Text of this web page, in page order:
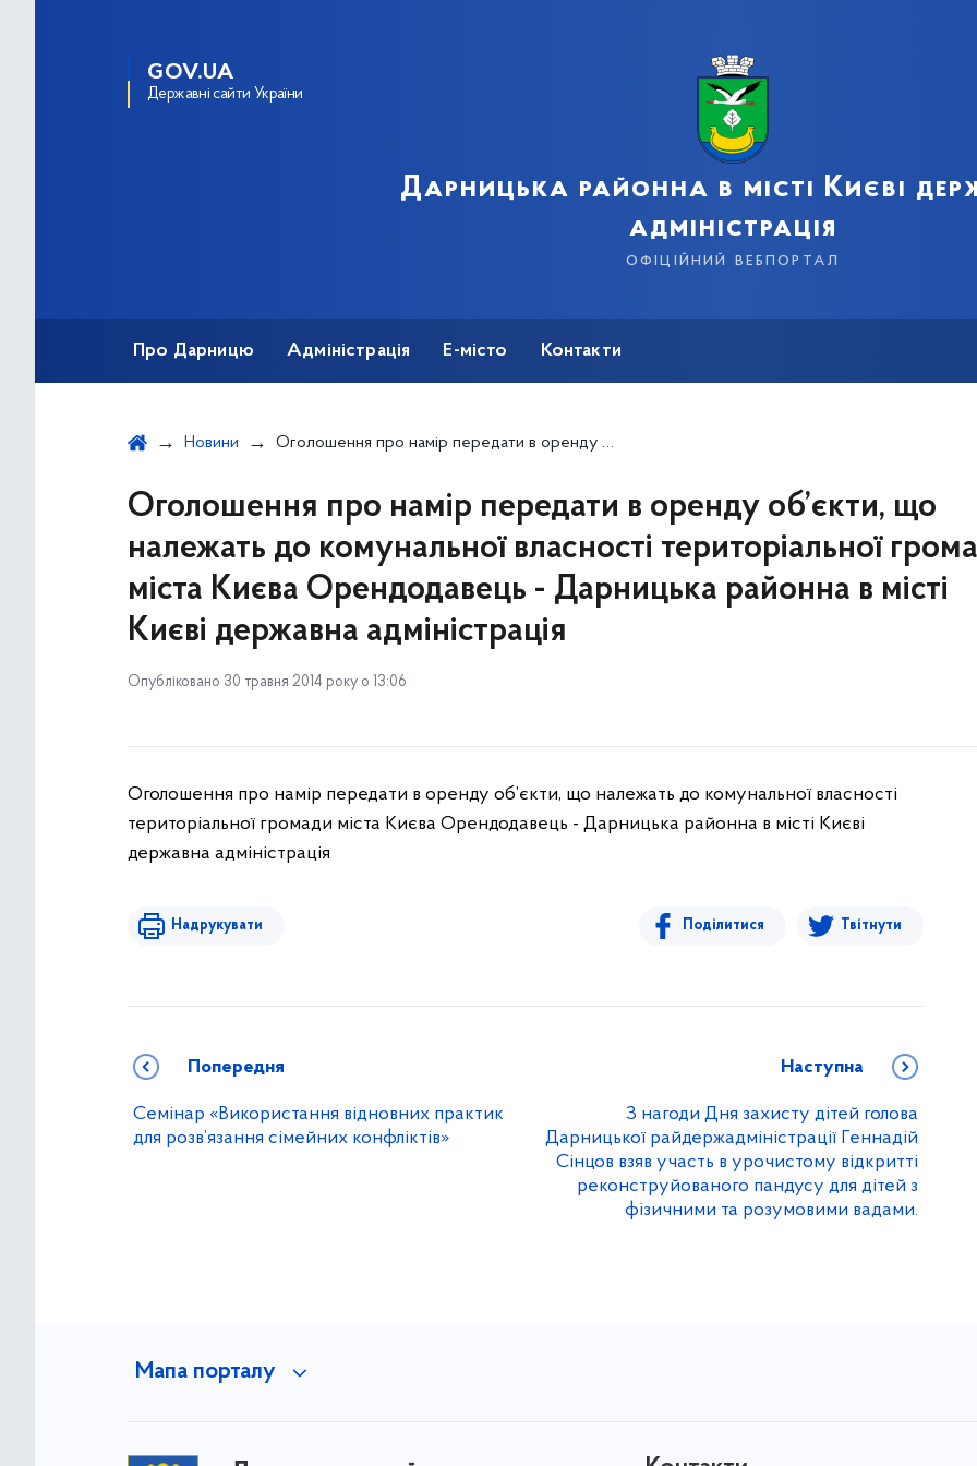
GOV.UA
Державні сайти України
Дарницька районна в місті Києві
адміністрація
офіційний вебпортал
Про Дарницю Адміністрація Е-місто Контакти
Новини Оголошення про намір передати в оренду об’єкти, що належать до комунальної власності територіальної громади міста Києва Орендодавець - Дарницька районна в місті Києві державна адміністрація
Оголошення про намір передати в оренду об’єкти, що
належать до комунальної власності територіальної
міста Києва Орендодавець - Дарницька районна в місті
Києві державна адміністрація
Опубліковано 30 травня 2014 року о 13:06
Оголошення про намір передати в оренду об’єкти, що належать до комунальної власності
територіальної громади міста Києва Орендодавець - Дарницька районна в місті Києві
державна адміністрація
Надрукувати Поділитися Твітнути
Попередня
Семінар «Використання відновних практик
для розв’язання сімейних конфліктів»
Наступна
З нагоди Дня захисту дітей голова
Дарницької райдержадміністрації Геннадій
Сінцов взяв участь в урочистому відкритті
реконструйованого пандусу для дітей з
фізичними та розумовими вадами.
Мапа порталу